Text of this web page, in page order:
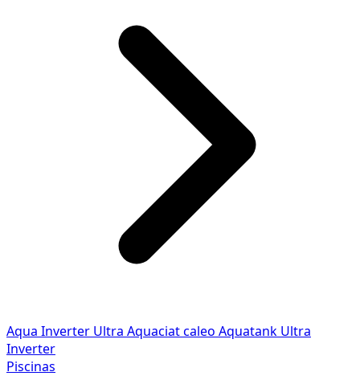
Aqua Inverter Ultra Aquaciat caleo Aquatank Ultra
Inverter
Piscinas